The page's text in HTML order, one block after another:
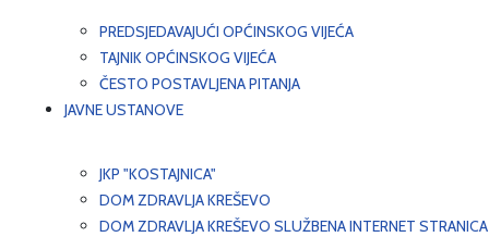
PREDSJEDAVAJUĆI OPĆINSKOG VIJEĆA
TAJNIK OPĆINSKOG VIJEĆA
ČESTO POSTAVLJENA PITANJA
JAVNE USTANOVE
JKP "KOSTAJNICA"
DOM ZDRAVLJA KREŠEVO
DOM ZDRAVLJA KREŠEVO SLUŽBENA INTERNET STRANICA